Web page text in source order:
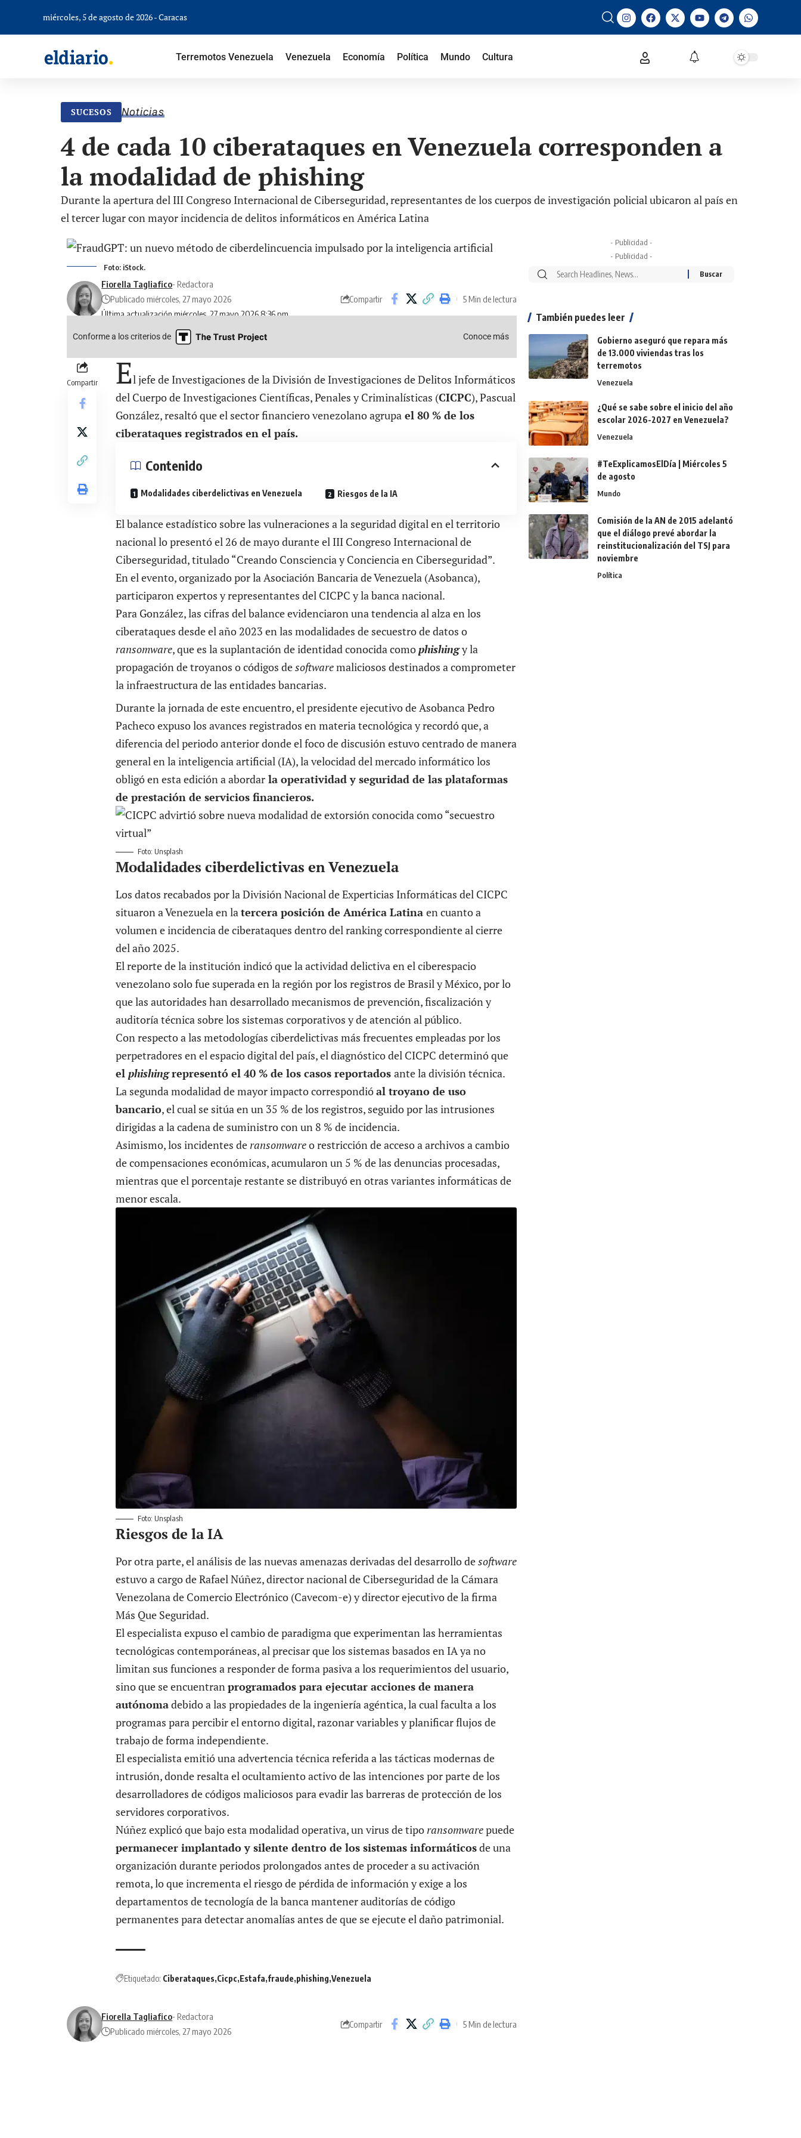
miércoles, 5 de agosto de 2026 - Caracas
Terremotos Venezuela Venezuela Economía Política Mundo Cultura
SUCESOS Noticias
4 de cada 10 ciberataques en Venezuela corresponden a
la modalidad de phishing
Durante la apertura del III Congreso Internacional de Ciberseguridad, representantes de los cuerpos de investigación policial ubicaron al país en
el tercer lugar con mayor incidencia de delitos informáticos en América Latina
Foto: iStock.
Última actualización miércoles, 27 mayo 2026 8:36 pm
Fiorella Tagliafico- Redactora
Publicado miércoles, 27 mayo 2026
Compartir 5 Min de lectura
Conforme a los criterios de Conoce más
Compartir El jefe de Investigaciones de la División de Investigaciones de Delitos Informáticos
del Cuerpo de Investigaciones Científicas, Penales y Criminalísticas (CICPC), Pascual
González, resaltó que el sector financiero venezolano agrupa el 80 % de los
ciberataques registrados en el país.
Contenido
Modalidades ciberdelictivas en Venezuela Riesgos de la IA
El balance estadístico sobre las vulneraciones a la seguridad digital en el territorio
nacional lo presentó el 26 de mayo durante el III Congreso Internacional de
Ciberseguridad, titulado “Creando Consciencia y Conciencia en Ciberseguridad”.
En el evento, organizado por la Asociación Bancaria de Venezuela (Asobanca),
participaron expertos y representantes del CICPC y la banca nacional.
Para González, las cifras del balance evidenciaron una tendencia al alza en los
ciberataques desde el año 2023 en las modalidades de secuestro de datos o
ransomware, que es la suplantación de identidadconocida comophishing y la
propagación de troyanos o códigos desoftwaremaliciosos destinados a comprometer
la infraestructura de las entidades bancarias.
Durante la jornada de este encuentro, el presidente ejecutivo de Asobanca Pedro
Pacheco expuso los avances registrados en materia tecnológica y recordó que, a
diferencia del periodo anterior donde el foco de discusión estuvo centrado de manera
general en la inteligencia artificial (IA), la velocidad del mercado informático los
obligó en esta edición a abordar la operatividad y seguridad de las plataformas
de prestación de servicios financieros.
Foto: Unsplash
Modalidades ciberdelictivas en Venezuela
Los datos recabados por la División Nacional de Experticias Informáticas del CICPC
situaron a Venezuela en latercera posición de América Latina en cuanto a
volumen e incidencia de ciberataques dentro del ranking correspondiente al cierre
del año 2025.
El reporte de la institución indicó que la actividad delictiva en el ciberespacio
venezolano solo fue superada en la región por los registros de Brasil y México, por lo
que las autoridades han desarrollado mecanismos de prevención, fiscalización y
auditoría técnica sobre los sistemas corporativos y de atención al público.
Con respecto a las metodologías ciberdelictivas más frecuentes empleadas por los
perpetradores en el espacio digital del país, el diagnóstico del CICPC determinó que
el phishingrepresentó el 40 % de los casos reportados ante la división técnica.
La segunda modalidad de mayor impacto correspondióal troyano de uso
bancario, el cual se sitúa en un 35 % de los registros, seguido por las intrusiones
dirigidas a la cadena de suministro con un 8 % de incidencia.
Asimismo, los incidentes deransomwareo restricción de acceso a archivos a cambio
de compensaciones económicas, acumularon un 5 % de las denuncias procesadas,
mientras que el porcentaje restante se distribuyó en otras variantes informáticas de
menor escala.
Foto: Unsplash
Riesgos de la IA
Por otra parte, el análisis de las nuevas amenazas derivadas del desarrollo desoftware
estuvo a cargo de Rafael Núñez, director nacional de Ciberseguridad de la Cámara
Venezolana de Comercio Electrónico (Cavecom-e) y director ejecutivo de la firma
Más Que Seguridad.
El especialista expuso el cambio de paradigma que experimentan las herramientas
tecnológicas contemporáneas, al precisar que los sistemas basados en IA ya no
limitan sus funciones a responder de forma pasiva a los requerimientos del usuario,
sino que se encuentranprogramados para ejecutar acciones de manera
autónomadebido a las propiedades de la ingeniería agéntica, la cual faculta a los
programas para percibir el entorno digital, razonar variables y planificar flujos de
trabajo de forma independiente.
El especialista emitió una advertencia técnica referida a las tácticas modernas de
intrusión, donde resalta el ocultamiento activo de las intenciones por parte de los
desarrolladores de códigos maliciosos para evadir las barreras de protección de los
servidores corporativos.
Núñez explicó que bajo esta modalidad operativa, un virus de tiporansomwarepuede
permanecer implantado y silente dentro de los sistemas informáticosde una
organización durante periodos prolongados antes de proceder a su activación
remota, lo que incrementa el riesgo de pérdida de información y exige a los
departamentos de tecnología de la banca mantener auditorías de código
permanentes para detectar anomalías antes de que se ejecute el daño patrimonial.
Etiquetado: Ciberataques Cicpc Estafa fraude phishing Venezuela
Fiorella Tagliafico- Redactora
Publicado miércoles, 27 mayo 2026
Compartir 5 Min de lectura
- Publicidad -
- Publicidad -
También puedes leer
Gobierno aseguró que repara más
de 13.000 viviendas tras los
terremotos
Venezuela
¿Qué se sabe sobre el inicio del año
escolar 2026-2027 en Venezuela?
Venezuela
#TeExplicamosElDía | Miércoles 5
de agosto
Mundo
Comisión de la AN de 2015 adelantó
que el diálogo prevé abordar la
reinstitucionalización del TSJ para
noviembre
Política